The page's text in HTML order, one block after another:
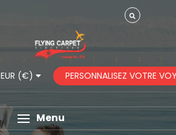
EUR (€) PERSONNALISEZ VOTRE
Menu